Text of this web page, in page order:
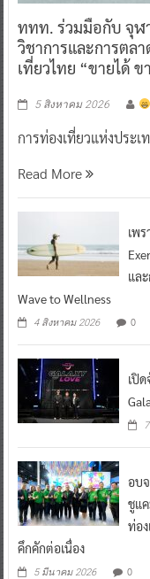
ททท. ร่วมมือกับ จุฬ
วิชาการและการตล
เที่ยวไทย “ขายได้
5 สิงหาคม 2026
การท่องเที่ยวแห่งประเ
Read More
เพ
แล
Wave to Wellness
4 สิงหาคม 2026 0
เปิ
อบ
ชูแ
ท่อ
คึกคักต่อเนื่อง
5 มีนาคม 2026 0